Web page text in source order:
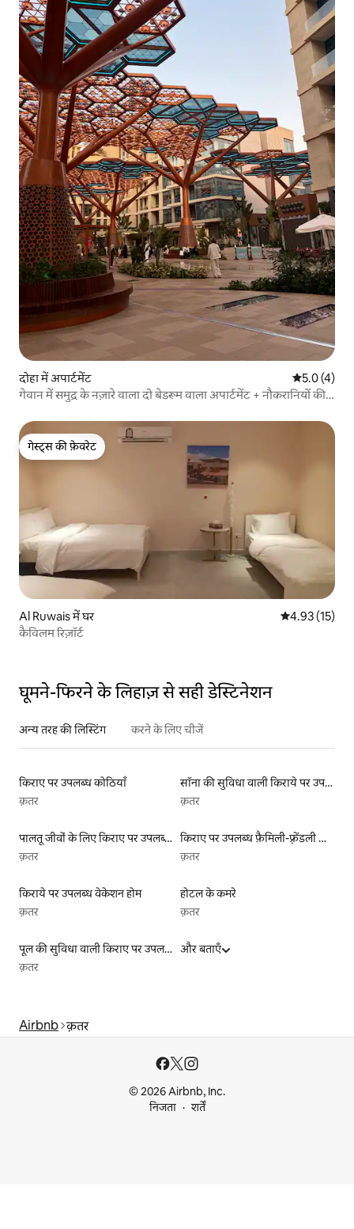
दोहा में अपार्टमेंट औसत रेटिंग 5
5.0 (4)
गेवान में समुद्र के नज़ारे वाला दो बेडरूम वाला अपार्टमेंट + नौकरानियों की
गेस्ट्स की फ़ेवरेट
गेस्ट्स की फ़ेवरेट
Al Ruwais में घर औसत रेटिंग 5 में
4.93 (15)
कैविलम रिज़ॉर्ट
घूमने-फिरने के लिहाज़ से सही डेस्टिनेशन
अन्य तरह की लिस्टिंग करने के लिए चीजें
किराए पर उपलब्ध कोठियाँ
क़तर
सॉना की सुविधा वाली किराये पर उपलब्ध लिस्टिंग
क़तर
पालतू जीवों के लिए किराए पर उपलब्ध लिस्टिंग
क़तर
किराए पर उपलब्ध फ़ैमिली-फ़्रेंडली लिस्टिंग
क़तर
किराये पर उपलब्ध वेकेशन होम
क़तर
होटल के कमरे
क़तर
पूल की सुविधा वाली किराए पर उपलब्ध लिस्टिंग
क़तर
और बताएँ
Airbnb क़तर
© 2026 Airbnb, Inc.
निजता
शर्तें